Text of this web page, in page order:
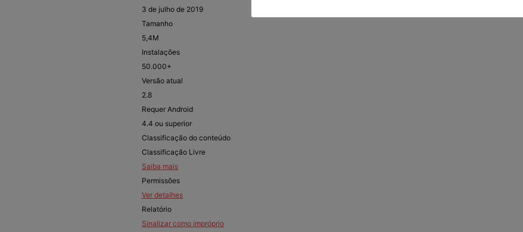
3 de julho de 2019
Tamanho
5,4M
Instalações
50.000+
Versão atual
2.8
Requer Android
4.4 ou superior
Classificação do conteúdo
Classificação Livre
Saiba mais
Permissões
Ver detalhes
Relatório
Sinalizar como impróprio